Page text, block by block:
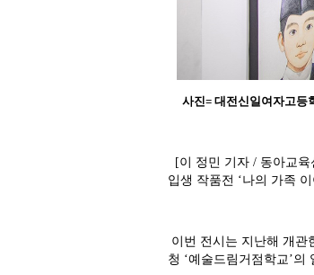
사진= 대전신일여자고등
[이 정민 기자 / 동아교
입생 작품전 ‘나의 가족
이번 전시는 지난해 개관
청 ‘예술드림거점학교’의